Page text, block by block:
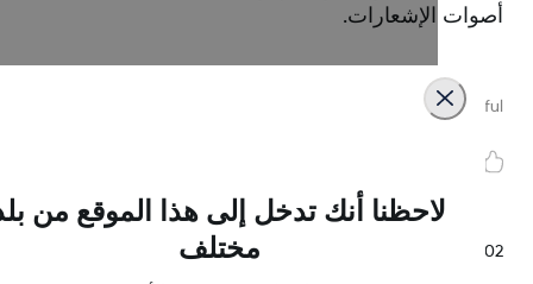
الإشعارات.
Was this article
LBL020847
لاحظنا أنك تدخل إلى هذا الموقع من بلد
مختلف